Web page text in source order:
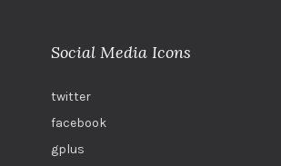
Social Media Icons
twitter
facebook
gplus